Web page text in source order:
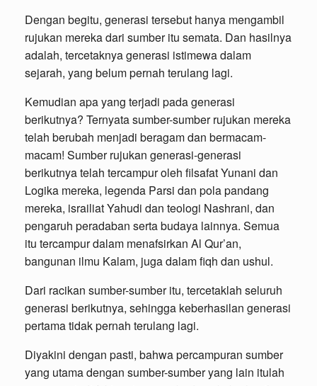
Dengan begitu, generasi tersebut hanya mengambil
rujukan mereka dari sumber itu semata. Dan hasilnya
adalah, tercetaknya generasi istimewa dalam
sejarah, yang belum pernah terulang lagi.
Kemudian apa yang terjadi pada generasi
berikutnya? Ternyata sumber-sumber rujukan mereka
telah berubah menjadi beragam dan bermacam-
macam! Sumber rujukan generasi-generasi
berikutnya telah tercampur oleh filsafat Yunani dan
Logika mereka, legenda Parsi dan pola pandang
mereka, israiliat Yahudi dan teologi Nashrani, dan
pengaruh peradaban serta budaya lainnya. Semua
itu tercampur dalam menafsirkan Al Qur’an,
bangunan ilmu Kalam, juga dalam fiqh dan ushul.
Dari racikan sumber-sumber itu, tercetaklah seluruh
generasi berikutnya, sehingga keberhasilan generasi
pertama tidak pernah terulang lagi.
Diyakini dengan pasti, bahwa percampuran sumber
yang utama dengan sumber-sumber yang lain itulah